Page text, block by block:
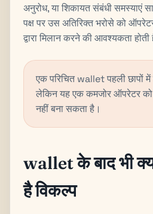
अनुरोध, या शिकायत संबंधी समस्याएं
पक्ष पर उस अतिरिक्त भरोसे को
द्वारा मिलान करने की आवश्यकता होती
एक परिचित wallet पहली छापों
लेकिन यह एक कमजोर ऑपरेटर
नहीं बना सकता है।
wallet के बाद भी
है विकल्प